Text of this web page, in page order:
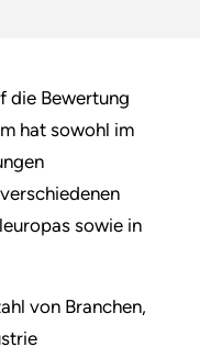
die Bewertung
hat sowohl im
sowie in
von Branchen,